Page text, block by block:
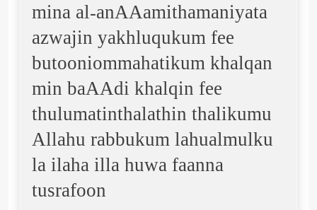
mina al-anAAamithamaniyata
azwajin yakhluqukum fee
butooniommahatikum khalqan
min baAAdi khalqin fee
thulumatinthalathin thalikumu
Allahu rabbukum lahualmulku
la ilaha illa huwa faanna
tusrafoon